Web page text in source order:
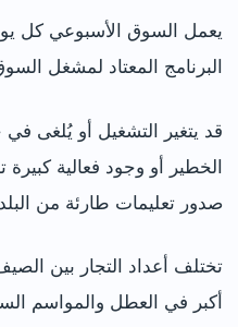
يعمل السوق الأسبوعي كل
البرنامج المعتاد لمشغل
قد يتغير التشغيل أو يُلغى
الخطير أو وجود فعالية
صدور تعليمات طارئة من
تختلف أعداد التجار بين
أكبر في العطل والمواسم